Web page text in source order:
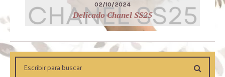
02/10/2024
Delicado Chanel SS25